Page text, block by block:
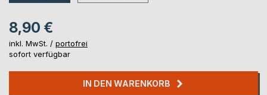
8,90 €
inkl. MwSt. / portofrei
sofort verfügbar
IN DEN WARENKORB